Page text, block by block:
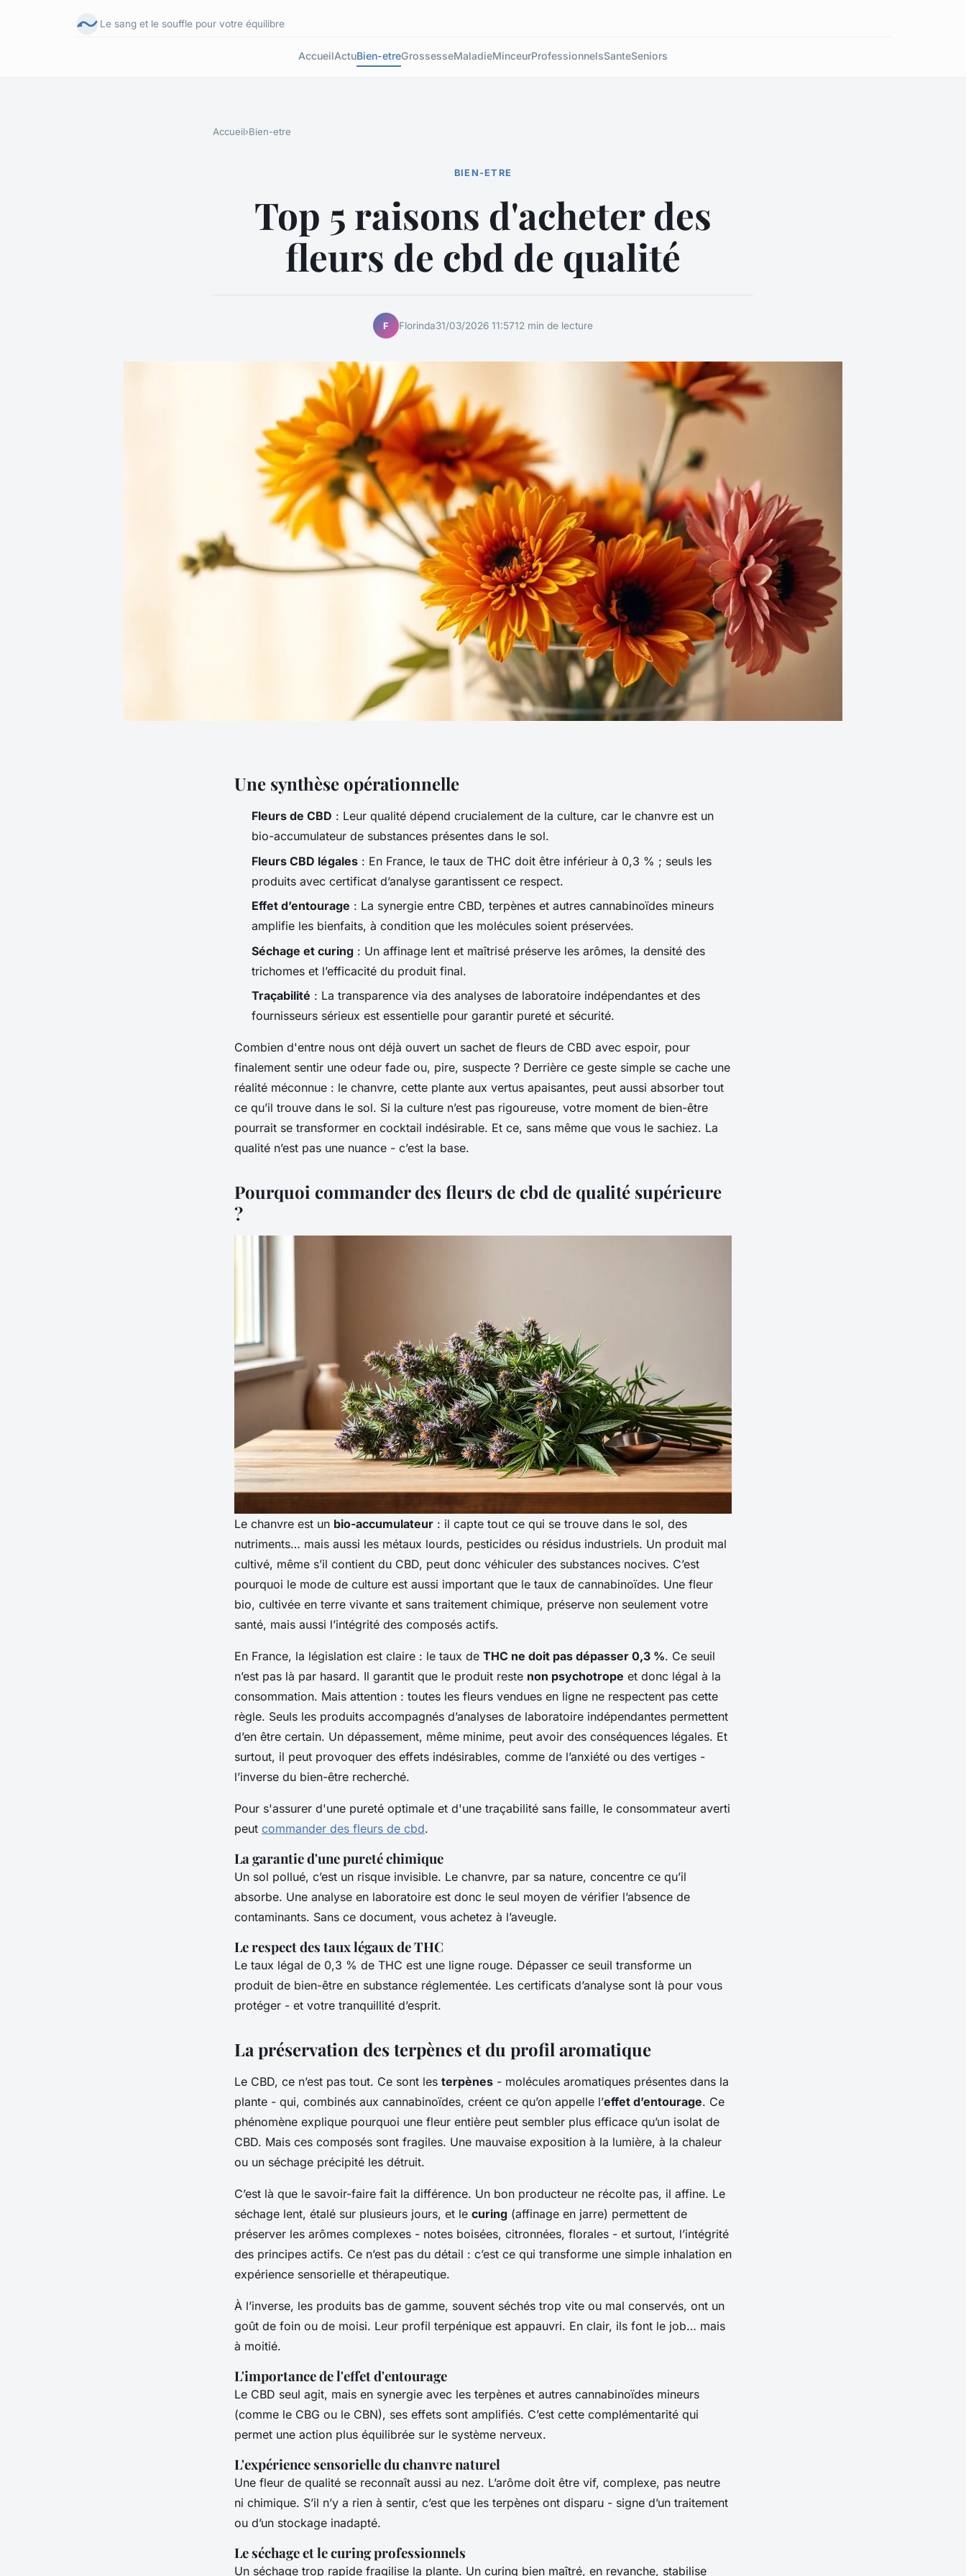
Le sang et le souffle pour votre équilibre
AccueilActuBien-etreGrossesseMaladieMinceurProfessionnelsSanteSeniors
Accueil›Bien-etre
BIEN-ETRE
Top 5 raisons d'acheter des
fleurs de cbd de qualité
F Florinda31/03/2026 11:5712 min de lecture
Une synthèse opérationnelle
Fleurs de CBD : Leur qualité dépend crucialement de la culture, car le chanvre est un
bio-accumulateur de substances présentes dans le sol.
Fleurs CBD légales : En France, le taux de THC doit être inférieur à 0,3 % ; seuls les
produits avec certificat d’analyse garantissent ce respect.
Effet d’entourage : La synergie entre CBD, terpènes et autres cannabinoïdes mineurs
amplifie les bienfaits, à condition que les molécules soient préservées.
Séchage et curing : Un affinage lent et maîtrisé préserve les arômes, la densité des
trichomes et l’efficacité du produit final.
Traçabilité : La transparence via des analyses de laboratoire indépendantes et des
fournisseurs sérieux est essentielle pour garantir pureté et sécurité.
Combien d'entre nous ont déjà ouvert un sachet de fleurs de CBD avec espoir, pour
finalement sentir une odeur fade ou, pire, suspecte ? Derrière ce geste simple se cache une
réalité méconnue : le chanvre, cette plante aux vertus apaisantes, peut aussi absorber tout
ce qu’il trouve dans le sol. Si la culture n’est pas rigoureuse, votre moment de bien-être
pourrait se transformer en cocktail indésirable. Et ce, sans même que vous le sachiez. La
qualité n’est pas une nuance - c’est la base.
Pourquoi commander des fleurs de cbd de qualité supérieure
?
Le chanvre est un bio-accumulateur : il capte tout ce qui se trouve dans le sol, des
nutriments… mais aussi les métaux lourds, pesticides ou résidus industriels. Un produit mal
cultivé, même s’il contient du CBD, peut donc véhiculer des substances nocives. C’est
pourquoi le mode de culture est aussi important que le taux de cannabinoïdes. Une fleur
bio, cultivée en terre vivante et sans traitement chimique, préserve non seulement votre
santé, mais aussi l’intégrité des composés actifs.
En France, la législation est claire : le taux de THC ne doit pas dépasser 0,3 %. Ce seuil
n’est pas là par hasard. Il garantit que le produit reste non psychotrope et donc légal à la
consommation. Mais attention : toutes les fleurs vendues en ligne ne respectent pas cette
règle. Seuls les produits accompagnés d’analyses de laboratoire indépendantes permettent
d’en être certain. Un dépassement, même minime, peut avoir des conséquences légales. Et
surtout, il peut provoquer des effets indésirables, comme de l’anxiété ou des vertiges -
l’inverse du bien-être recherché.
Pour s'assurer d'une pureté optimale et d'une traçabilité sans faille, le consommateur averti
peut commander des fleurs de cbd.
La garantie d'une pureté chimique
Un sol pollué, c’est un risque invisible. Le chanvre, par sa nature, concentre ce qu’il
absorbe. Une analyse en laboratoire est donc le seul moyen de vérifier l’absence de
contaminants. Sans ce document, vous achetez à l’aveugle.
Le respect des taux légaux de THC
Le taux légal de 0,3 % de THC est une ligne rouge. Dépasser ce seuil transforme un
produit de bien-être en substance réglementée. Les certificats d’analyse sont là pour vous
protéger - et votre tranquillité d’esprit.
La préservation des terpènes et du profil aromatique
Le CBD, ce n’est pas tout. Ce sont les terpènes - molécules aromatiques présentes dans la
plante - qui, combinés aux cannabinoïdes, créent ce qu’on appelle l’effet d’entourage. Ce
phénomène explique pourquoi une fleur entière peut sembler plus efficace qu’un isolat de
CBD. Mais ces composés sont fragiles. Une mauvaise exposition à la lumière, à la chaleur
ou un séchage précipité les détruit.
C’est là que le savoir-faire fait la différence. Un bon producteur ne récolte pas, il affine. Le
séchage lent, étalé sur plusieurs jours, et le curing (affinage en jarre) permettent de
préserver les arômes complexes - notes boisées, citronnées, florales - et surtout, l’intégrité
des principes actifs. Ce n’est pas du détail : c’est ce qui transforme une simple inhalation en
expérience sensorielle et thérapeutique.
À l’inverse, les produits bas de gamme, souvent séchés trop vite ou mal conservés, ont un
goût de foin ou de moisi. Leur profil terpénique est appauvri. En clair, ils font le job… mais
à moitié.
L'importance de l'effet d'entourage
Le CBD seul agit, mais en synergie avec les terpènes et autres cannabinoïdes mineurs
(comme le CBG ou le CBN), ses effets sont amplifiés. C’est cette complémentarité qui
permet une action plus équilibrée sur le système nerveux.
L'expérience sensorielle du chanvre naturel
Une fleur de qualité se reconnaît aussi au nez. L’arôme doit être vif, complexe, pas neutre
ni chimique. S’il n’y a rien à sentir, c’est que les terpènes ont disparu - signe d’un traitement
ou d’un stockage inadapté.
Le séchage et le curing professionnels
Un séchage trop rapide fragilise la plante. Un curing bien maîtré, en revanche, stabilise